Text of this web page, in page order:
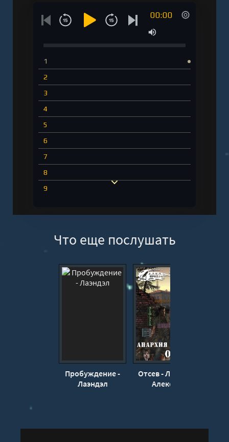
00:00
1
2
3
4
5
6
7
8
9
Что еще послушать
Пробуждение -
Лаэндэл
Отсев - Лаэндэл
Алексей